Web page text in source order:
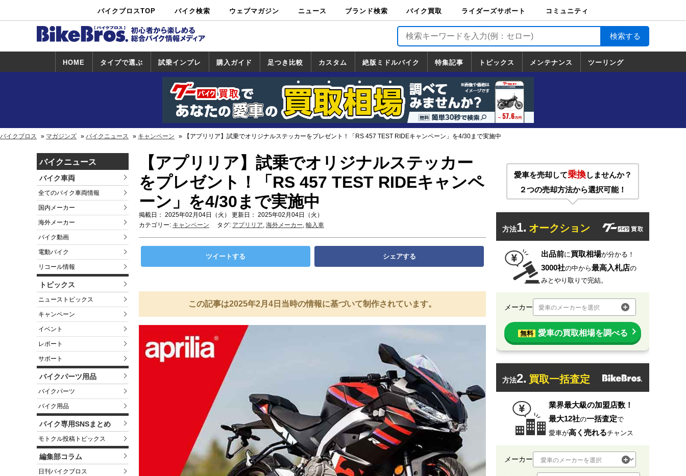
バイクブロスTOP バイク検索
中古バイ
ク・新車検
カタログ検
索
ショップ検
索
ウェブマガジン ニュース ブランド検索 バイク買取
バイク買取
ライダーズサポート
ライダーズサポート
TOP
バイク輸送
バイクガレージライ
フ
バイク車両保険
ロードサービス
バイク試乗
コミュニティ
HOME タイプで選ぶ 試乗インプレ
試乗インプレ
一覧
ホンダ
ヤマハ
スズキ
カワサキ
ハーレー
BMW
トライアンフ
ドゥカティ
購入ガイド
一覧
足つき比較 カスタム
カスタム
一覧
ホンダ
ヤマハ
スズキ
カワサキ
絶版ミドルバイク
絶版ミドルバイク
一覧
ホンダ
ヤマハ
スズキ
カワサキ
特集記事 トピックス
トピックス
一覧
ホンダ
ヤマハ
スズキ
カワサキ
ハーレーダ
ビッドソン
BMW
ドゥカティ
トライアン
フ
メンテナンス ツーリング
道の駅調査隊
ツーリング情報局
日本の道50選
国道めぐり
林道ツーリング
バイクブロス マガジンズ バイクニュース キャンペーン 【アプリリア】試乗でオリジナルステッカーをプレゼント！「RS 457 TEST RIDEキャンペーン」を4/30まで実施中
バイクニュース
バイク車両
全てのバイク車両情報
国内メーカー
海外メーカー
バイク動画
電動バイク
リコール情報
トピックス
ニューストピックス
キャンペーン
イベント
レポート
サポート
バイクパーツ用品
バイクパーツ
バイク用品
バイク専用SNSまとめ
モトクル投稿トピックス
編集部コラム
日刊バイクブロス
【アプリリア】試乗でオリジナルステッカー
をプレゼント！「RS 457 TEST RIDEキャンペ
ーン」を4/30まで実施中
掲載日： 2025年02月04日（火） 更新日： 2025年02月04日（火）
カテゴリー: キャンペーン タグ: アプリリア, 海外メーカー, 輸入車
ツイートする シェアする
この記事は2025年2月4日当時の情報に基づいて制作されています。
愛車を売却して乗換しませんか？
２つの売却方法から選択可能！
方法1. オークション
出品前に買取相場が分かる！
3000社の中から最高入札店の
みとやり取りで完結。
メーカー 愛車のメーカーを選択
無料 愛車の買取相場を調べる
方法2. 買取一括査定
業界最大級の加盟店数！
最大12社の一括査定で
愛車が高く売れるチャンス
メーカー